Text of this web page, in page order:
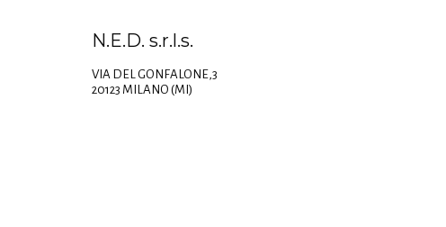
N.E.D. s.r.l.s.
VIA DEL GONFALONE,3
20123 MILANO (MI)